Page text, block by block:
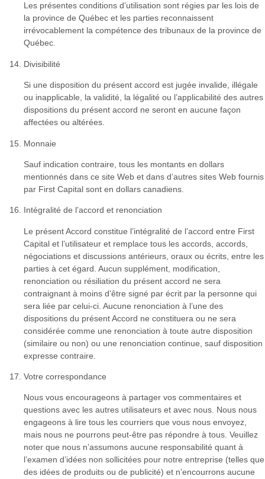
Les présentes conditions d’utilisation sont régies par les lois de
la province de Québec et les parties reconnaissent
irrévocablement la compétence des tribunaux de la province de
Québec.
Divisibilité
Si une disposition du présent accord est jugée invalide, illégale
ou inapplicable, la validité, la légalité ou l’applicabilité des autres
dispositions du présent accord ne seront en aucune façon
affectées ou altérées.
Monnaie
Sauf indication contraire, tous les montants en dollars
mentionnés dans ce site Web et dans d’autres sites Web fournis
par First Capital sont en dollars canadiens.
Intégralité de l’accord et renonciation
Le présent Accord constitue l’intégralité de l’accord entre First
Capital et l’utilisateur et remplace tous les accords, accords,
négociations et discussions antérieurs, oraux ou écrits, entre les
parties à cet égard. Aucun supplément, modification,
renonciation ou résiliation du présent accord ne sera
contraignant à moins d’être signé par écrit par la personne qui
sera liée par celui-ci. Aucune renonciation à l’une des
dispositions du présent Accord ne constituera ou ne sera
considérée comme une renonciation à toute autre disposition
(similaire ou non) ou une renonciation continue, sauf disposition
expresse contraire.
Votre correspondance
Nous vous encourageons à partager vos commentaires et
questions avec les autres utilisateurs et avec nous. Nous nous
engageons à lire tous les courriers que vous nous envoyez,
mais nous ne pourrons peut-être pas répondre à tous. Veuillez
noter que nous n’assumons aucune responsabilité quant à
l’examen d’idées non sollicitées pour notre entreprise (telles que
des idées de produits ou de publicité) et n’encourrons aucune